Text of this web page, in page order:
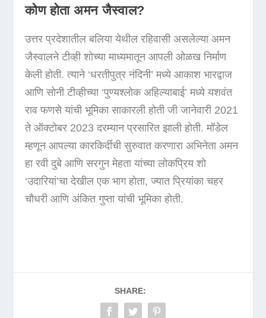
कोण होता अमन जैस्वाल?
उत्तर प्रदेशातील बलिया येथील रहिवासी असलेल्या अमन
जैस्वालने टीव्ही शोच्या माध्यमातून आपली ओळख निर्माण
केली होती. त्याने ‘धरतीपुत्र नंदिनी’ मध्ये आकाश भारद्वाज
आणि सोनी टीव्हीच्या ‘पुण्यश्लोक अहिल्याबाई’ मध्ये यशवंत
राव फणसे यांची भूमिका साकारली होती जी जानेवारी 2021
ते ऑक्टोबर 2023 दरम्यान प्रसारित झाली होती. मॉडेल
म्हणून आपल्या कारकिर्दीची सुरुवात करणारा अभिनेता अमन
हा रवी दुबे आणि सरगुन मेहता यांच्या लोकप्रिय शो
‘उदारियां’चा देखील एक भाग होता, ज्यात प्रियांका चहर
चौधरी आणि अंकित गुप्ता यांची भूमिका होती.
SHARE: